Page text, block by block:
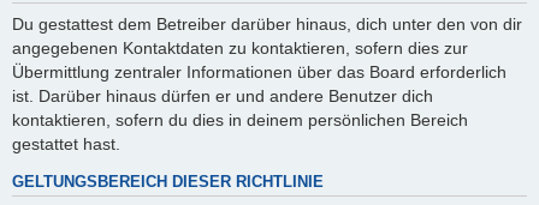
Du gestattest dem Betreiber darüber hinaus, dich unter den von dir
angegebenen Kontaktdaten zu kontaktieren, sofern dies zur
Übermittlung zentraler Informationen über das Board erforderlich
ist. Darüber hinaus dürfen er und andere Benutzer dich
kontaktieren, sofern du dies in deinem persönlichen Bereich
gestattet hast.
GELTUNGSBEREICH DIESER RICHTLINIE